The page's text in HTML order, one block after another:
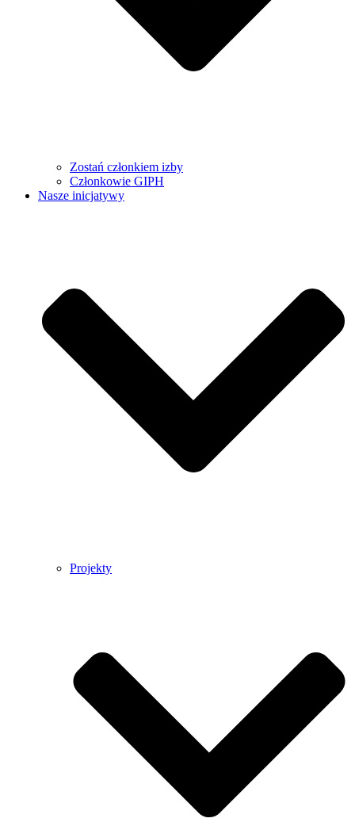
Zostań członkiem izby
Członkowie GIPH
Nasze inicjatywy
Projekty